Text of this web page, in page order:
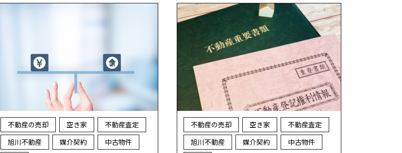
不動産の売却 空き家
不動産査定
旭川不動産
媒介契約
中古物件
不動産の売却 空き家
不動産査定
旭川不動産
媒介契約
中古物件